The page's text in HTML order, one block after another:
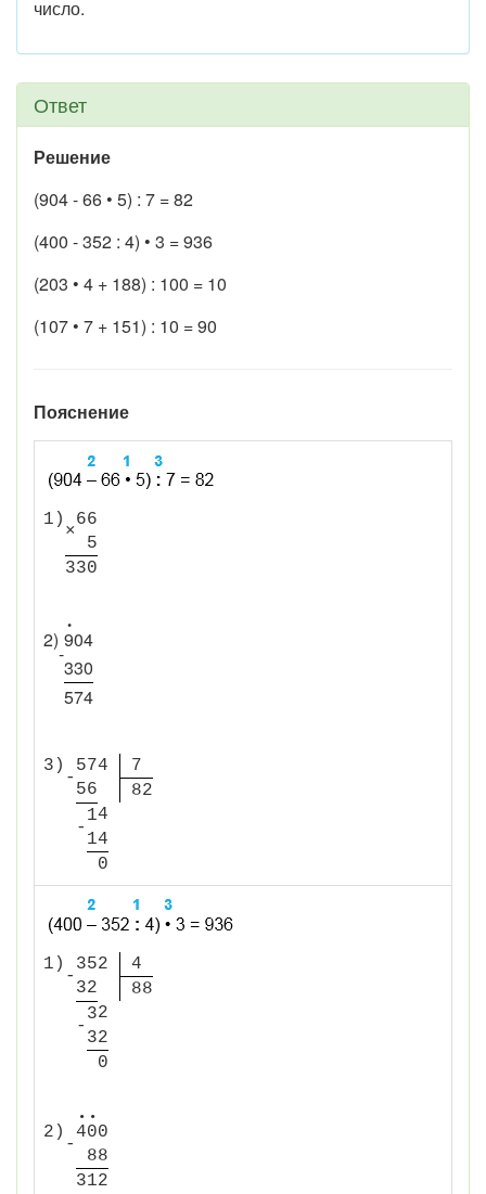
число.
Ответ
Решение
(904 - 66 • 5) : 7 = 82
(400 - 352 : 4) • 3 = 936
(203 • 4 + 188) : 100 = 10
(107 • 7 + 151) : 10 = 90
Пояснение
1)
×
66
5
330
•
2)
-
904
330
574
3)
-
574
7
56 82
-
14
14
0
1)
-
352
4
32 88
-
32
32
0
• •
2)
-
400
88
312